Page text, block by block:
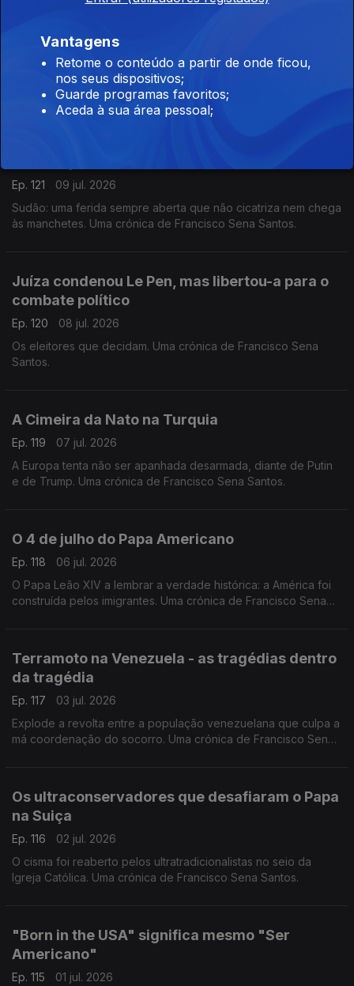
Cimeira da Nato
Ep. 122
10 jul. 2026
O Presidente da Turquia ofereceu revólveres personalizados
com munição real e gerou perplexidade diplomática. Uma
crónica de Francisco Sena Santos.
Ep. 121
09 jul. 2026
Sudão: uma ferida sempre aberta que não cicatriza nem chega
às manchetes. Uma crónica de Francisco Sena Santos.
Juíza condenou Le Pen, mas libertou-a para o
combate político
Ep. 120
08 jul. 2026
Os eleitores que decidam. Uma crónica de Francisco Sena
Santos.
A Cimeira da Nato na Turquia
Ep. 119
07 jul. 2026
A Europa tenta não ser apanhada desarmada, diante de Putin
e de Trump. Uma crónica de Francisco Sena Santos.
O 4 de julho do Papa Americano
Ep. 118
06 jul. 2026
O Papa Leão XIV a lembrar a verdade histórica: a América foi
construída pelos imigrantes. Uma crónica de Francisco Sena
Terramoto na Venezuela - as tragédias dentro
da tragédia
Ep. 117
03 jul. 2026
Explode a revolta entre a população venezuelana que culpa a
má coordenação do socorro. Uma crónica de Francisco Sena
Os ultraconservadores que desafiaram o Papa
na Suiça
Ep. 116
02 jul. 2026
O cisma foi reaberto pelos ultratradicionalistas no seio da
Igreja Católica. Uma crónica de Francisco Sena Santos.
"Born in the USA" significa mesmo "Ser
Americano"
Ep. 115
01 jul. 2026
Vantagens
Retome o conteúdo a partir de onde ficou,
nos seus dispositivos;
Guarde programas favoritos;
Aceda à sua área pessoal;